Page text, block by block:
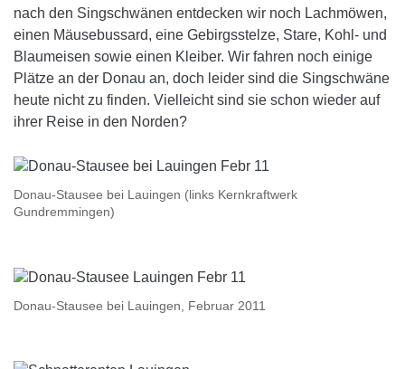
nach den Singschwänen entdecken wir noch Lachmöwen,
einen Mäusebussard, eine Gebirgsstelze, Stare, Kohl- und
Blaumeisen sowie einen Kleiber. Wir fahren noch einige
Plätze an der Donau an, doch leider sind die Singschwäne
heute nicht zu finden. Vielleicht sind sie schon wieder auf
ihrer Reise in den Norden?
Donau-Stausee bei Lauingen (links Kernkraftwerk
Gundremmingen)
Donau-Stausee bei Lauingen, Februar 2011